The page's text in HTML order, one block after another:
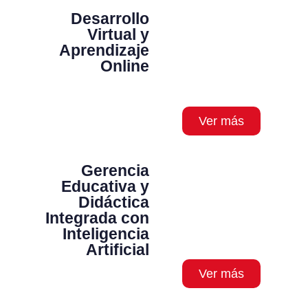
Desarrollo
Virtual y
Aprendizaje
Online
Ver más
Gerencia
Educativa y
Didáctica
Integrada con
Inteligencia
Artificial
Ver más